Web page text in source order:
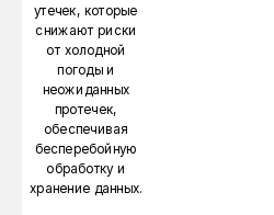
утечек, которые
снижают риски
от холодной
погоды и
неожиданных
протечек,
обеспечивая
бесперебойную
обработку и
хранение данных.